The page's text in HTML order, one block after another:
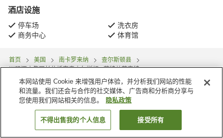
酒店设施
停车场
洗衣房
商务中心
体育馆
首页 美国 南卡罗来纳
查尔斯顿县
洲际酒店集团长住桥套房查尔斯顿 - 蒙特普莱森特
搜索客房
本网站使用 Cookie 来增强用户体验，并分析我们网站的性能
和流量。我们还会与合作的社交媒体、广告商和分析商分享与
您使用我们网站相关的信息。
隐私政策
不得出售我的个人信息 接受所有